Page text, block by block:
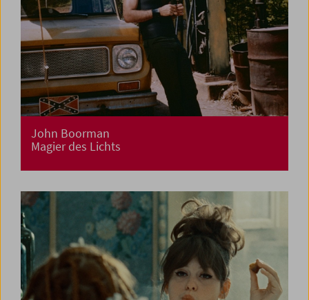
John Boorman
Magier des Lichts